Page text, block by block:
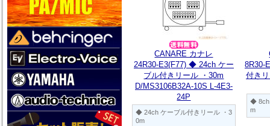
CANARE カナレ
24R30-E3(F77) ◆ 24ch ケー
ブル付きリール ・30m
D/MS3106B32A-10S L-4E3-
24P
◆ 24ch ケーブル付きリール ・3
0m
8R30-
付き
◆ 8ch
m